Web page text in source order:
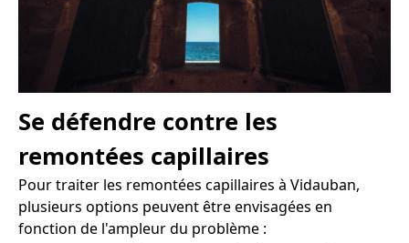
Se défendre contre les
remontées capillaires
Pour traiter les remontées capillaires à Vidauban,
plusieurs options peuvent être envisagées en
fonction de l'ampleur du problème :